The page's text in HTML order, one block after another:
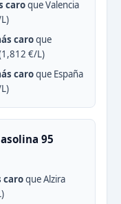
caroque Valencia
caroque
€/L)
caroque España
95
caroque Alzira